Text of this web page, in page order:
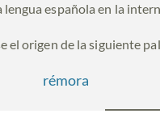
española en la
el origen de la siguiente
rémora